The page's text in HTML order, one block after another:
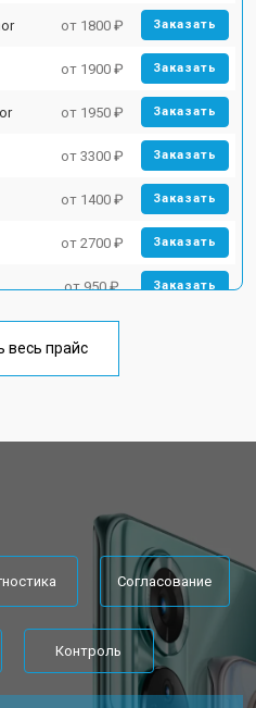
от 1800 ₽ Заказать
от 1900 ₽ Заказать
от 1950 ₽ Заказать
от 3300 ₽ Заказать
от 1400 ₽ Заказать
от 2700 ₽ Заказать
от 950 ₽ Заказать
от 3200 ₽
весь прайс
Согласование
Контроль